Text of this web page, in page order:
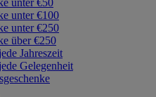
unter €50
unter €100
unter €250
über €250
Jahreszeit
Gelegenheit